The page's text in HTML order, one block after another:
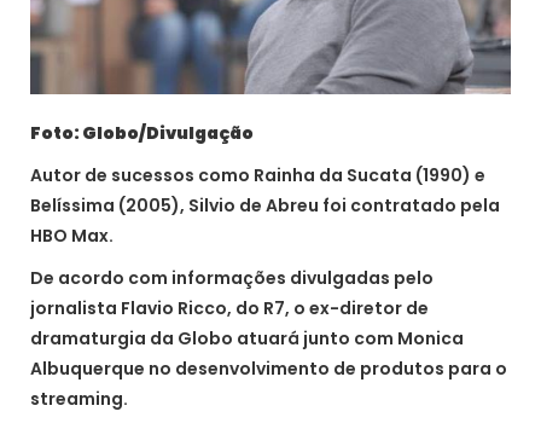
Foto: Globo/Divulgação
Autor de sucessos como Rainha da Sucata (1990) e
Belíssima (2005), Silvio de Abreu foi contratado pela
HBO Max.
De acordo com informações divulgadas pelo
jornalista Flavio Ricco, do R7, o ex-diretor de
dramaturgia da Globo atuará junto com Monica
Albuquerque no desenvolvimento de produtos para o
streaming.